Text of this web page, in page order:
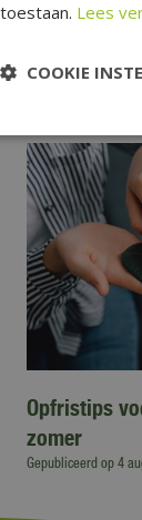
november en
niet alle bessen
Opfristips
zomer
Gepubliceerd op 4
toestaan. Lees
COOKIE